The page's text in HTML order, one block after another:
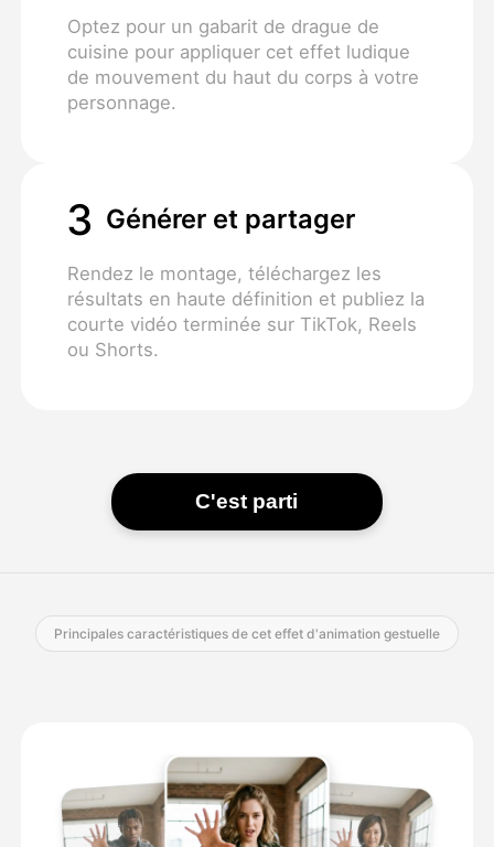
Optez pour un gabarit de drague de
cuisine pour appliquer cet effet ludique
de mouvement du haut du corps à votre
personnage.
3 Générer et partager
Rendez le montage, téléchargez les
résultats en haute définition et publiez la
courte vidéo terminée sur TikTok, Reels
ou Shorts.
C'est parti
Principales caractéristiques de cet effet d'animation gestuelle